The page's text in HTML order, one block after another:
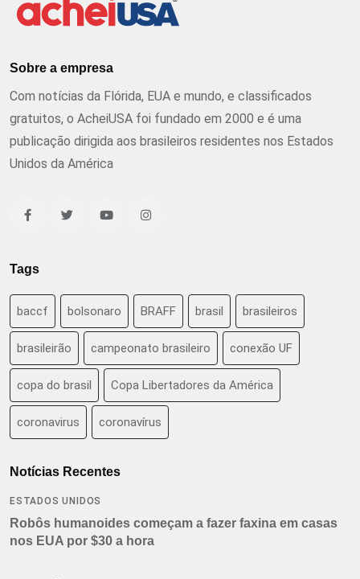
Sobre a empresa
Com notícias da Flórida, EUA e mundo, e classificados
gratuitos, o AcheiUSA foi fundado em 2000 e é uma
publicação dirigida aos brasileiros residentes nos Estados
Unidos da América
Tags
baccf bolsonaro BRAFF brasil brasileiros
brasileirão campeonato brasileiro conexão UF
copa do brasil Copa Libertadores da América
coronavirus coronavírus
Notícias Recentes
ESTADOS UNIDOS
Robôs humanoides começam a fazer faxina em casas
nos EUA por $30 a hora